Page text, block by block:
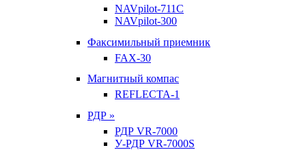
NAVpilot-711С
NAVpilot-300
Факсимильный приемник
FAX-30
Магнитный компас
REFLECTA-1
РДР »
РДР VR-7000
У-РДР VR-7000S